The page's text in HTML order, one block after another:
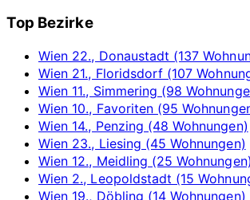
Top Bezirke
Wien 22., Donaustadt (137
Wien 21., Floridsdorf (107
Wien 11., Simmering (98
Wien 10., Favoriten (95
Wien 14., Penzing (48 Wohnungen)
Wien 23., Liesing (45 Wohnungen)
Wien 12., Meidling (25 Wohnungen)
Wien 2., Leopoldstadt (15
Wien 19., Döbling (14 Wohnungen)